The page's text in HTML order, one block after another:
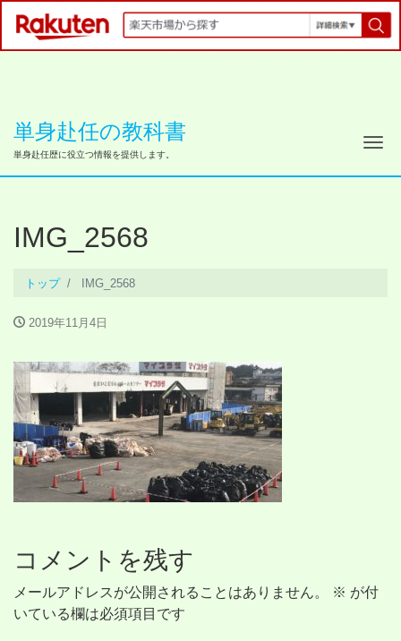
単身赴任の教科書
単身赴任歴に役立つ情報を提供します。 ナ
IMG_2568
トップ IMG_2568
2019年11月4日
コメントを残す
メールアドレスが公開されることはありません。 ※ が付
いている欄は必須項目です